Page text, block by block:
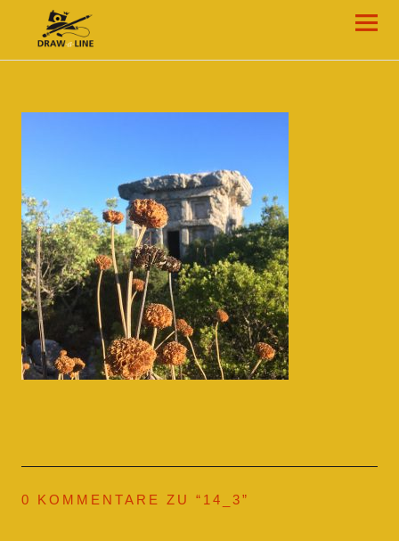
Draw-a-Line Grafik- und Web-Design
0 KOMMENTARE ZU “ 14_3”